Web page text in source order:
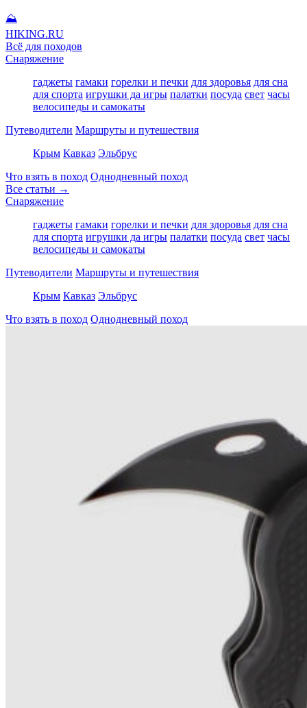
⛰
HIKING.RU
Всё для походов
Снаряжение
гаджеты гамаки горелки и печки для здоровья для сна
для спорта игрушки да игры палатки посуда свет часы
велосипеды и самокаты
Путеводители Маршруты и путешествия
Крым Кавказ Эльбрус
Что взять в поход Однодневный поход
Все статьи →
Снаряжение
гаджеты гамаки горелки и печки для здоровья для сна
для спорта игрушки да игры палатки посуда свет часы
велосипеды и самокаты
Путеводители Маршруты и путешествия
Крым Кавказ Эльбрус
Что взять в поход Однодневный поход